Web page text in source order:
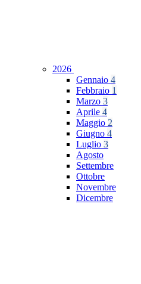
2026
Gennaio 4
Febbraio 1
Marzo 3
Aprile 4
Maggio 2
Giugno 4
Luglio 3
Agosto
Settembre
Ottobre
Novembre
Dicembre